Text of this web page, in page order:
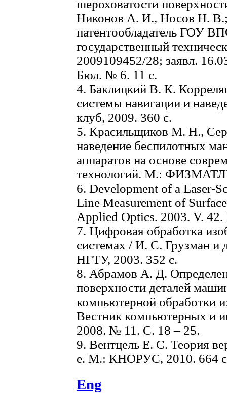
шероховатости
Никонов А. И., Носов Н. В.;
патентообладатель ГОУ
государственный
2009109452/28; заявл.
Бюл. № 6. 11 с.
4. Баклицкий В. К.
системы навигации и
клуб, 2009. 360 с.
5. Красильщиков М. Н.,
наведение беспилотных
аппаратов на основе
технологий. М.:
6. Development of a Laser-
Line Measurement of
Applied Optics. 2003. V.
7. Цифровая обработка
системах / И. С. Грузман и
НГТУ, 2003. 352 с.
8. Абрамов А. Д.
поверхности деталей
компьютерной обработки
Вестник компьютерных и
2008. № 11. С. 18 – 25.
9. Вентцель Е. С. Теория
е. М.: КНОРУС, 2010. 664
Eng